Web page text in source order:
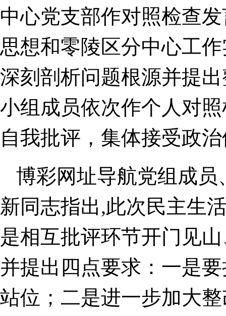
中心党支部作对照检查
思想和零陵区分中心工
深刻剖析问题根源并提
小组成员依次作个人对
自我批评，集体接受政
博彩网址导航党组成
新同志指出,此次民主生
是相互批评环节开门见
并提出四点要求：一是
站位；二是进一步加大